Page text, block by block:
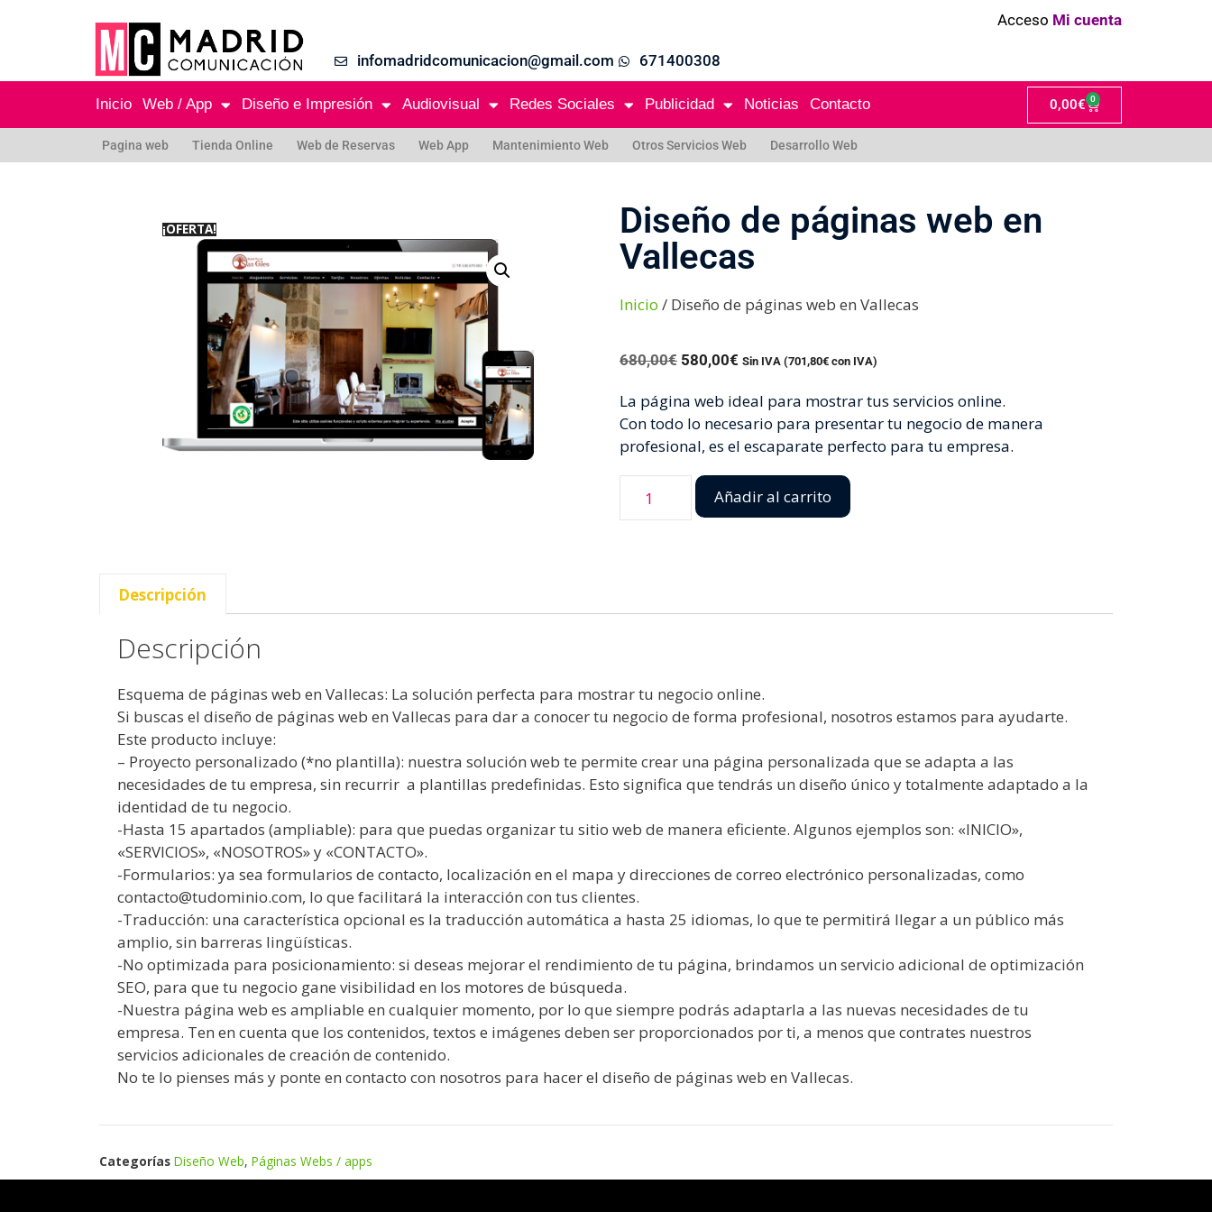
Acceso Mi cuenta
infomadridcomunicacion@gmail.com 671400308
Inicio Web / App Diseño e Impresión Audiovisual Redes Sociales Publicidad Noticias Contacto 0,00€ 0
Pagina web Tienda Online Web de Reservas Web App Mantenimiento Web Otros Servicios Web Desarrollo Web
¡OFERTA!
Diseño de páginas web en
Vallecas
Inicio / Diseño de páginas web en Vallecas
680,00€ 580,00€ Sin IVA (701,80€ con IVA)
La página web ideal para mostrar tus servicios online.
Con todo lo necesario para presentar tu negocio de manera
profesional, es el escaparate perfecto para tu empresa.
Añadir al carrito
Descripción
Descripción
Esquema de páginas web en Vallecas: La solución perfecta para mostrar tu negocio online.
Si buscas el diseño de páginas web en Vallecas para dar a conocer tu negocio de forma profesional, nosotros estamos para ayudarte.
Este producto incluye:
– Proyecto personalizado (*no plantilla): nuestra solución web te permite crear una página personalizada que se adapta a las
necesidades de tu empresa, sin recurrir a plantillas predefinidas. Esto significa que tendrás un diseño único y totalmente adaptado a la
identidad de tu negocio.
-Hasta 15 apartados (ampliable): para que puedas organizar tu sitio web de manera eficiente. Algunos ejemplos son: «INICIO»,
«SERVICIOS», «NOSOTROS» y «CONTACTO».
-Formularios: ya sea formularios de contacto, localización en el mapa y direcciones de correo electrónico personalizadas, como
contacto@tudominio.com, lo que facilitará la interacción con tus clientes.
-Traducción: una característica opcional es la traducción automática a hasta 25 idiomas, lo que te permitirá llegar a un público más
amplio, sin barreras lingüísticas.
-No optimizada para posicionamiento: si deseas mejorar el rendimiento de tu página, brindamos un servicio adicional de optimización
SEO, para que tu negocio gane visibilidad en los motores de búsqueda.
-Nuestra página web es ampliable en cualquier momento, por lo que siempre podrás adaptarla a las nuevas necesidades de tu
empresa. Ten en cuenta que los contenidos, textos e imágenes deben ser proporcionados por ti, a menos que contrates nuestros
servicios adicionales de creación de contenido.
No te lo pienses más y ponte en contacto con nosotros para hacer el diseño de páginas web en Vallecas.
Categorías Diseño Web, Páginas Webs / apps